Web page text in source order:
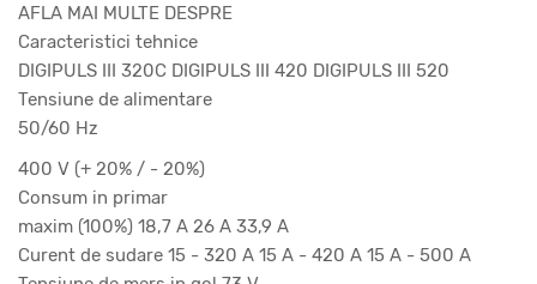
AFLA MAI MULTE DESPRE
Caracteristici tehnice
DIGIPULS III 320C DIGIPULS III 420 DIGIPULS III 520
Tensiune de alimentare
50/60 Hz
400 V (+ 20% / - 20%)
Consum in primar
maxim (100%) 18,7 A 26 A 33,9 A
Curent de sudare 15 - 320 A 15 A - 420 A 15 A - 500 A